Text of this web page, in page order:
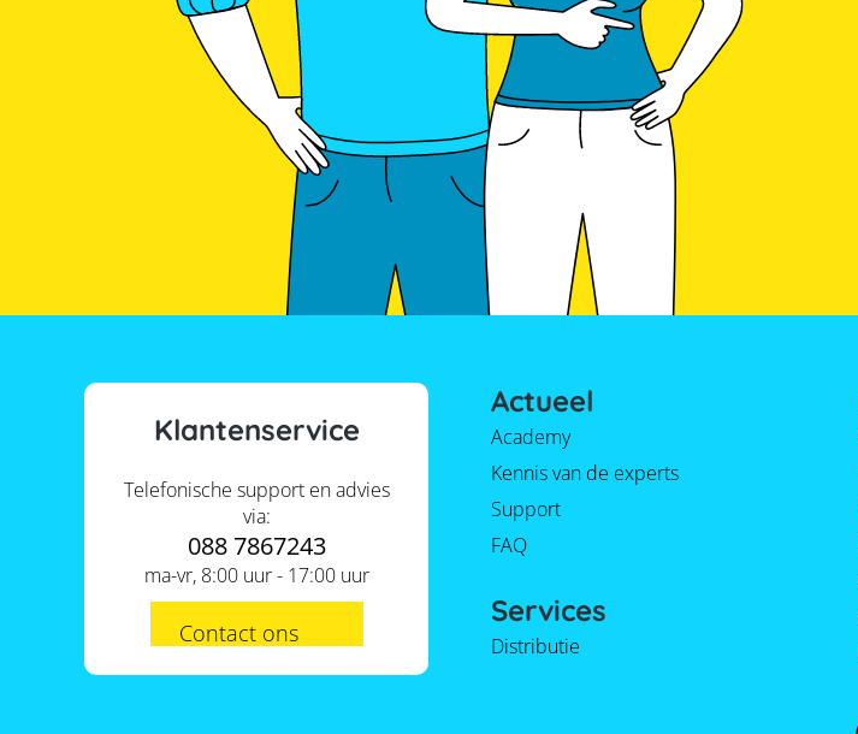
Klantenservice
Telefonische support en advies
via:
088 7867243
ma-vr, 8:00 uur - 17:00 uur
Contact ons
Actueel
Academy
Kennis van de experts
Support
FAQ
Services
Distributie